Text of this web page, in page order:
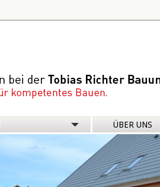
ÜBER UNS